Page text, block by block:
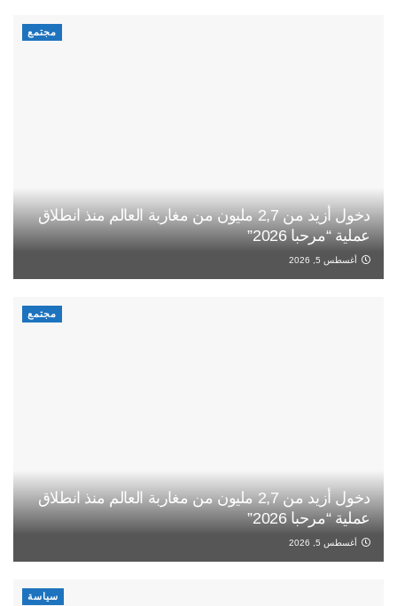
مجتمع
دخول أزيد من 2,7 مليون من مغاربة العالم منذ انطلاق
عملية “مرحبا 2026”
أغسطس 5, 2026
مجتمع
دخول أزيد من 2,7 مليون من مغاربة العالم منذ انطلاق
عملية “مرحبا 2026”
أغسطس 5, 2026
سياسة